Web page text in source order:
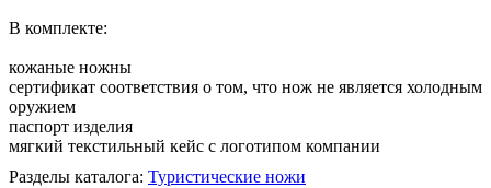
В комплекте:
кожаные ножны
сертификат соответствия о том, что нож не является холодным
оружием
паспорт изделия
мягкий текстильный кейс с логотипом компании
Разделы каталога: Туристические ножи